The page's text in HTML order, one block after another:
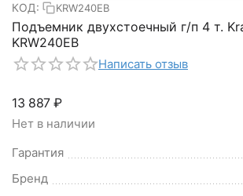
КОД: KRW240EB
Подъемник двухстоечный г/п 4 т.
KRW240EB
Написать отзыв
13 887 ₽
Нет в наличии
Гарантия
Бренд